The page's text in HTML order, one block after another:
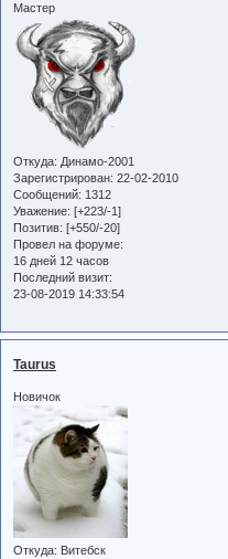
Мастер
Откуда: Динамо-2001
Зарегистрирован: 22-02-2010
Сообщений: 1312
Уважение: [+223/-1]
Позитив: [+550/-20]
Провел на форуме:
16 дней 12 часов
Последний визит:
23-08-2019 14:33:54
Taurus
Новичок
Откуда: Витебск